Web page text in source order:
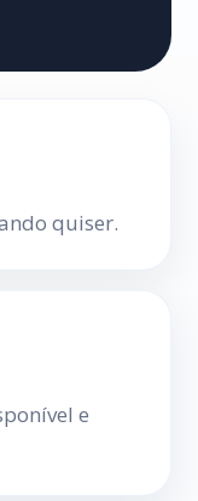
quiser.
e